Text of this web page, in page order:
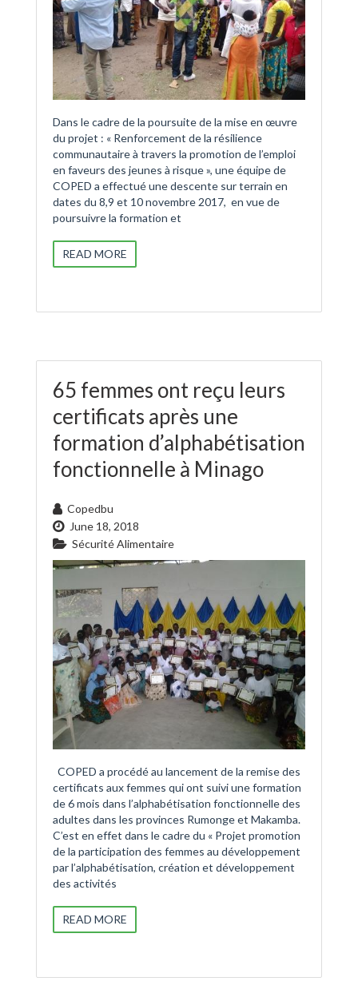
Dans le cadre de la poursuite de la mise en œuvre
du projet : « Renforcement de la résilience
communautaire à travers la promotion de l’emploi
en faveurs des jeunes à risque », une équipe de
COPED a effectué une descente sur terrain en
dates du 8,9 et 10 novembre 2017, en vue de
poursuivre la formation et
READ MORE
65 femmes ont reçu leurs
certificats après une
formation d’alphabétisation
fonctionnelle à Minago
Copedbu
June 18, 2018
Sécurité Alimentaire
COPED a procédé au lancement de la remise des
certificats aux femmes qui ont suivi une formation
de 6 mois dans l’alphabétisation fonctionnelle des
adultes dans les provinces Rumonge et Makamba.
C’est en effet dans le cadre du « Projet promotion
de la participation des femmes au développement
par l’alphabétisation, création et développement
des activités
READ MORE